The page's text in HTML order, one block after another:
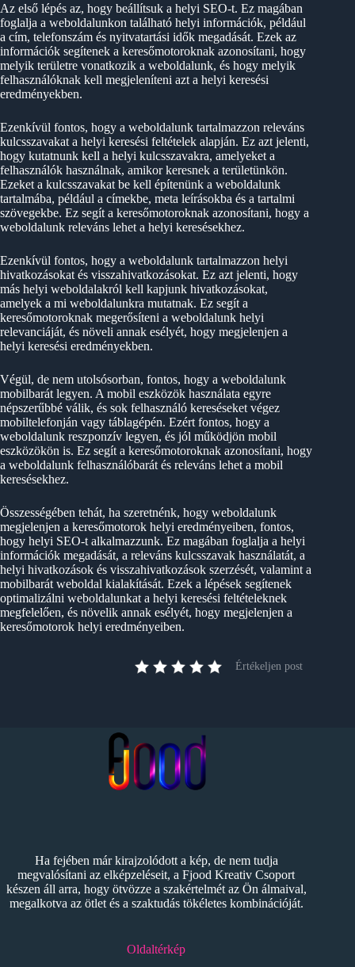
Az első lépés az, hogy beállítsuk a helyi SEO-t. Ez magában
foglalja a weboldalunkon található helyi információk, például
a cím, telefonszám és nyitvatartási idők megadását. Ezek az
információk segítenek a keresőmotoroknak azonosítani, hogy
melyik területre vonatkozik a weboldalunk, és hogy melyik
felhasználóknak kell megjeleníteni azt a helyi keresési
eredményekben.
Ezenkívül fontos, hogy a weboldalunk tartalmazzon releváns
kulcsszavakat a helyi keresési feltételek alapján. Ez azt jelenti,
hogy kutatnunk kell a helyi kulcsszavakra, amelyeket a
felhasználók használnak, amikor keresnek a területünkön.
Ezeket a kulcsszavakat be kell építenünk a weboldalunk
tartalmába, például a címekbe, meta leírásokba és a tartalmi
szövegekbe. Ez segít a keresőmotoroknak azonosítani, hogy a
weboldalunk releváns lehet a helyi keresésekhez.
Ezenkívül fontos, hogy a weboldalunk tartalmazzon helyi
hivatkozásokat és visszahivatkozásokat. Ez azt jelenti, hogy
más helyi weboldalakról kell kapjunk hivatkozásokat,
amelyek a mi weboldalunkra mutatnak. Ez segít a
keresőmotoroknak megerősíteni a weboldalunk helyi
relevanciáját, és növeli annak esélyét, hogy megjelenjen a
helyi keresési eredményekben.
Végül, de nem utolsósorban, fontos, hogy a weboldalunk
mobilbarát legyen. A mobil eszközök használata egyre
népszerűbbé válik, és sok felhasználó kereséseket végez
mobiltelefonján vagy táblagépén. Ezért fontos, hogy a
weboldalunk reszponzív legyen, és jól működjön mobil
eszközökön is. Ez segít a keresőmotoroknak azonosítani, hogy
a weboldalunk felhasználóbarát és releváns lehet a mobil
keresésekhez.
Összességében tehát, ha szeretnénk, hogy weboldalunk
megjelenjen a keresőmotorok helyi eredményeiben, fontos,
hogy helyi SEO-t alkalmazzunk. Ez magában foglalja a helyi
információk megadását, a releváns kulcsszavak használatát, a
helyi hivatkozások és visszahivatkozások szerzését, valamint a
mobilbarát weboldal kialakítását. Ezek a lépések segítenek
optimalizálni weboldalunkat a helyi keresési feltételeknek
megfelelően, és növelik annak esélyét, hogy megjelenjen a
keresőmotorok helyi eredményeiben.
Értékeljen post
Ha fejében már kirajzolódott a kép, de nem tudja
megvalósítani az elképzeléseit, a Fjood Kreativ Csoport
készen áll arra, hogy ötvözze a szakértelmét az Ön álmaival,
megalkotva az ötlet és a szaktudás tökéletes kombinációját.
Oldaltérkép